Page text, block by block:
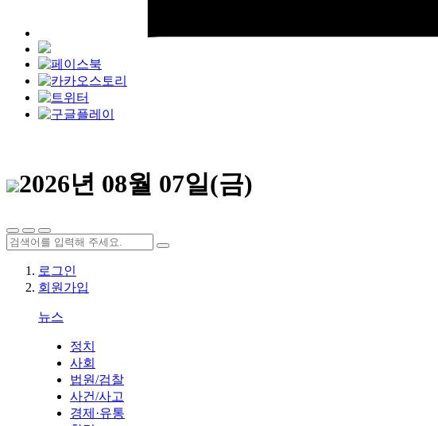
2026년 08월 07일(금)
로그인
회원가입
뉴스
정치
사회
법원/검찰
사건/사고
경제·유통